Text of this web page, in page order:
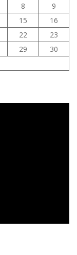
8
9
15
16
22
23
29
30